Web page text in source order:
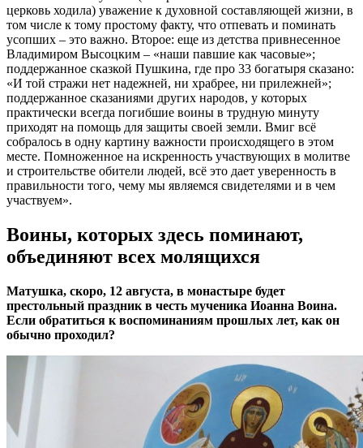
церковь ходила) уважение к духовной составляющей жизни, в
том числе к тому простому факту, что отпевать и поминать
усопших – это важно. Второе: еще из детства привнесенное
Владимиром Высоцким – «наши павшие как часовые»;
поддержанное сказкой Пушкина, где про 33 богатыря сказано:
«И той стражи нет надежней, ни храбрее, ни прилежней»;
поддержанное сказаниями других народов, у которых
практически всегда погибшие воины в трудную минуту
приходят на помощь для защиты своей земли. Вмиг всё
собралось в одну картину важности происходящего в этом
месте. Помноженное на искренность участвующих в молитве
и строительстве обители людей, всё это дает уверенность в
правильности того, чему мы являемся свидетелями и в чем
участвуем».
Воины, которых здесь поминают,
объединяют всех молящихся
Матушка, скоро, 12 августа, в монастыре будет
престольный праздник в честь мученика Иоанна Воина.
Если обратиться к воспоминаниям прошлых лет, как он
обычно проходил?